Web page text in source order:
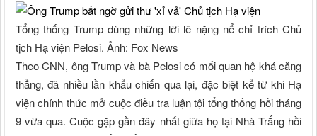
Tổng thống Trump dùng những lời lẽ nặng nể chỉ trích Chủ
tịch Hạ viện Pelosi. Ảnh: Fox News
Theo CNN, ông Trump và bà Pelosi có mối quan hệ khá căng
thẳng, đã nhiều lần khẩu chiến qua lại, đặc biệt kể từ khi Hạ
viện chính thức mở cuộc điều tra luận tội tổng thống hồi tháng
9 vừa qua. Cuộc gặp gần đây nhất giữa họ tại Nhà Trắng hồi